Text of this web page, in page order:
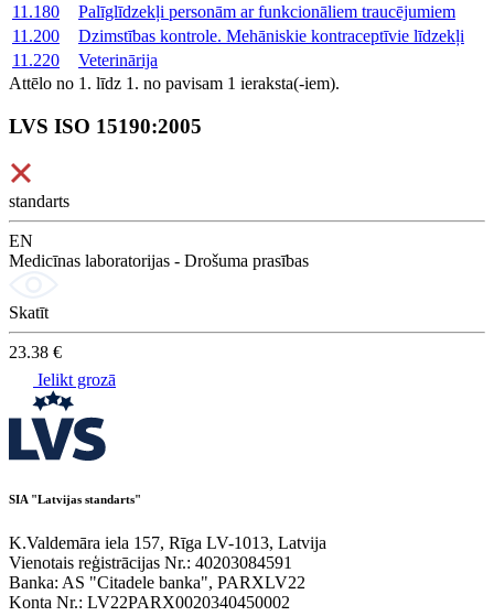
11.180
Palīglīdzekļi personām ar funkcionāliem traucējumiem
11.200
Dzimstības kontrole. Mehāniskie kontraceptīvie līdzekļi
11.220
Veterinārija
Attēlo no 1. līdz 1. no pavisam 1 ieraksta(-iem).
LVS ISO 15190:2005
standarts
EN
Medicīnas laboratorijas - Drošuma prasības
Skatīt
23.38 €
Ielikt grozā
SIA "Latvijas standarts"
K.Valdemāra iela 157, Rīga LV-1013, Latvija
Vienotais reģistrācijas Nr.: 40203084591
Banka: AS "Citadele banka", PARXLV22
Konta Nr.: LV22PARX0020340450002